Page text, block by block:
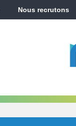
Nous recrutons